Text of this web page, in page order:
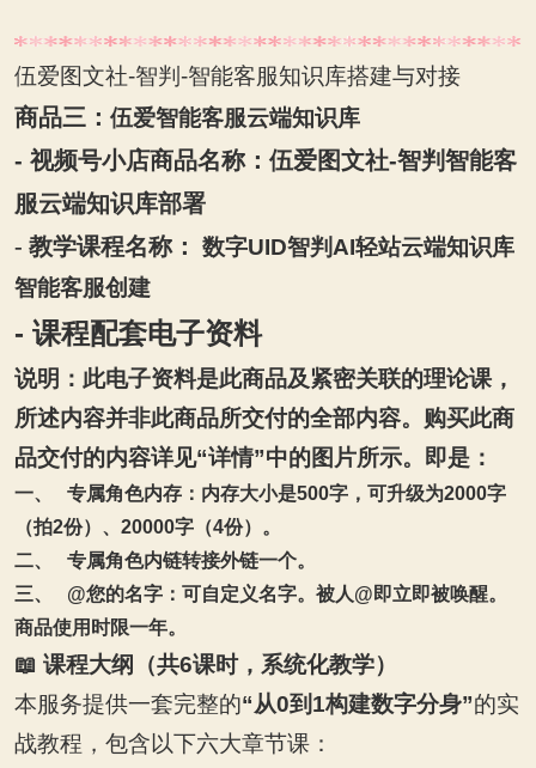
伍爱图文社-智判-智能客服知识库搭建与对接
商品三： 伍爱智能客服云端知识库
- 视频号小店商品名称：伍爱图文社-智判智能客
服云端知识库部署
- 教学课程名称：
数字UID智判AI轻站云端知识库
智能客服创建
- 课程配套电子资料
说明：此电子资料是此商品及紧密关联的理论课，
所述内容并非此商品所交付的全部内容。购买此商
品交付的内容详见“详情”中的图片所示。即是：
一、 专属角色内存：内存大小是500字，可升级为2000字
（拍2份）、 20000字（4份）。
二、 专属角色内链转接外链一个。
三、 @您的名字：可自定义名字。被人@即立即被唤醒。
商品使用时限一年。
📖 课程大纲（共6课时，系统化教学）
本服务提供一套完整的“从0到1构建数字分身”的实
战教程，包含以下六大章节课：